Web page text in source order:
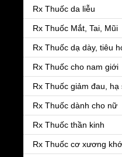
Rx Thuốc da liễu
Rx Thuốc Mắt, Tai, Mũi
Rx Thuốc dạ dày, tiêu
Rx Thuốc cho nam giới
Rx Thuốc giảm đau, hạ
Rx Thuốc dành cho nữ
Rx Thuốc thần kinh
Rx Thuốc cơ xương
Thực